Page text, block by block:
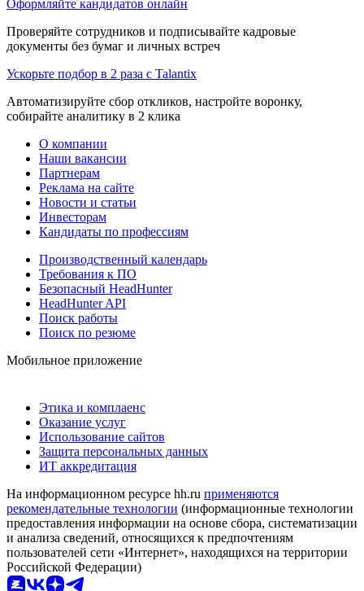
Оформляйте кандидатов онлайн
Проверяйте сотрудников и подписывайте кадровые
документы без бумаг и личных встреч
Ускорьте подбор в 2 раза с Talantix
Автоматизируйте сбор откликов, настройте воронку,
собирайте аналитику в 2 клика
О компании
Наши вакансии
Партнерам
Реклама на сайте
Новости и статьи
Инвесторам
Кандидаты по профессиям
Производственный календарь
Требования к ПО
Безопасный HeadHunter
HeadHunter API
Поиск работы
Поиск по резюме
Мобильное приложение
Этика и комплаенс
Оказание услуг
Использование сайтов
Защита персональных данных
ИТ аккредитация
На информационном ресурсе hh.ru применяются
рекомендательные технологии (информационные технологии
предоставления информации на основе сбора, систематизации
и анализа сведений, относящихся к предпочтениям
пользователей сети «Интернет», находящихся на территории
Российской Федерации)